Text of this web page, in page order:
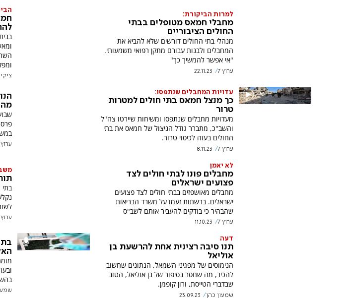
למרות הביקורת:
מחבלי חמאס מטופלים בבתי
החולים הציבוריים
מנהלי בתי החולים דורשים שלא להביא את
המחבלים ולבנות עבורם מתקן רפואי משמעותי.
"אי אפשר להמשיך כך"
ערוץ 7 22.11.23
ציקי
עדויות המחבלים שנתפסו:
כך מנצל חמאס בתי חולים למטרות
טרור
מעדויות מחבלים שנתפסו ומשיחות שיירטו צה"ל
והשב"כ, מתברר גודל הניצול של חמאס את בתי
החולים בעזה לכיסוי טרור.
ערוץ 7 8.11.23
ערוץ
לא יאמן
מחבלים פונו לבתי חולים לצד
פצועים ישראלים
מחבלים מאושפזים בבתי חולים לצד פצועים
ישראלים. ברשתות זעמו על משרד הבריאות
שהבהיר כי בודקים להעביר אותם לשב"ס
ערוץ 7 11.10.23
תורים
ערוץ
דעה
תנו סיבה רצינית אחת להרשעת בן
אוליאל
הנימוסים של מפגיני השמאל, הנתונים שחשוב
להכיר, מה שחסר בסיפור של בן אוליאל, הטוב
שבדברי הטייסת, ורון קופמן.
שמעון כהן 23.09.23